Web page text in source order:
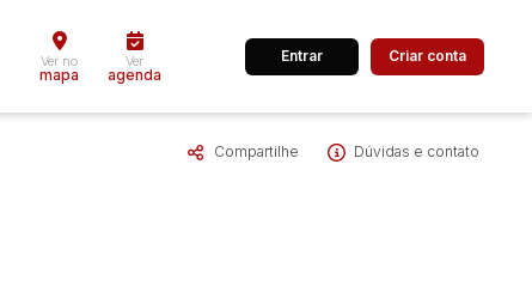
Cidade
Ver no
mapa
Ver
agenda
Entrar Criar conta
Compartilhe Dúvidas e contato